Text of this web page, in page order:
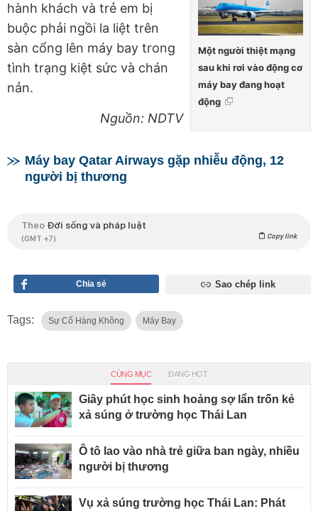
Một người thiệt mạng
sau khi rơi vào động cơ
máy bay đang hoạt
động
hành khách và trẻ em bị
buộc phải ngồi la liệt trên
sàn cổng lên máy bay trong
tình trạng kiệt sức và chán
nản.
Nguồn: NDTV
Máy bay Qatar Airways gặp nhiễu động, 12
người bị thương
Theo Đời sống và pháp luật
(GMT +7) Copy link
Chia sẻ Sao chép link
Tags: Sự Cố Hàng Không Máy Bay
CÙNG MỤC ĐANG HOT
Giây phút học sinh hoảng sợ lẩn trốn kẻ
xả súng ở trường học Thái Lan
Ô tô lao vào nhà trẻ giữa ban ngày, nhiều
người bị thương
Vụ xả súng trường học Thái Lan: Phát